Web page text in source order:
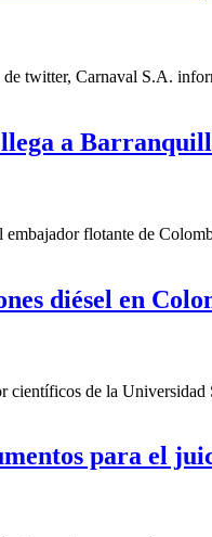
twitter, Carnaval S.A.
a
flotante de
diésel en
de la Universidad
para el